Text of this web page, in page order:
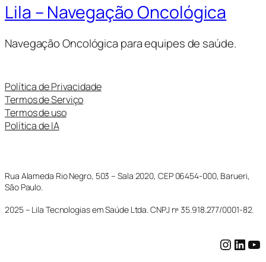
Lila – Navegação Oncológica
Navegação Oncológica para equipes de saúde.
Política de Privacidade
Termos de Serviço
Termos de uso
Política de IA
Rua Alameda Rio Negro, 503 – Sala 2020, CEP 06454-000, Barueri,
São Paulo.
2025 – Lila Tecnologias em Saúde Ltda. CNPJ nº 35.918.277/0001-82.